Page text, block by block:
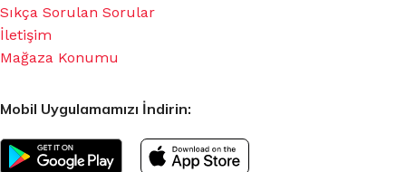
Sıkça Sorulan Sorular
İletişim
Mağaza Konumu
Mobil Uygulamamızı İndirin: